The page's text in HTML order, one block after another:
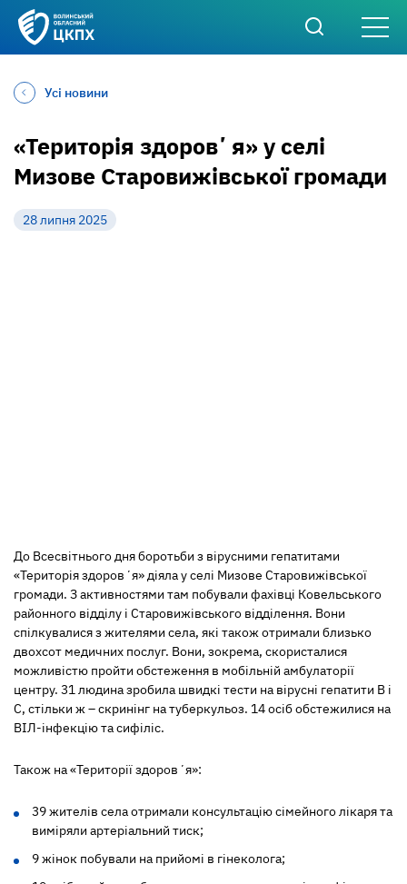
Усі новини
«Територія здоровʼя» у селі
Мизове Старовижівської громади
28 липня 2025
До Всесвітнього дня боротьби з вірусними гепатитами
«Територія здоровʼя» діяла у селі Мизове Старовижівської
громади. З активностями там побували фахівці Ковельського
районного відділу і Старовижівського відділення. Вони
спілкувалися з жителями села, які також отримали близько
двохсот медичних послуг. Вони, зокрема, скористалися
можливістю пройти обстеження в мобільній амбулаторії
центру. 31 людина зробила швидкі тести на вірусні гепатити В і
С, стільки ж – скринінг на туберкульоз. 14 осіб обстежилися на
ВІЛ-інфекцію та сифіліс.
Також на «Території здоровʼя»:
39 жителів села отримали консультацію сімейного лікаря та
виміряли артеріальний тиск;
9 жінок побували на прийомі в гінеколога;